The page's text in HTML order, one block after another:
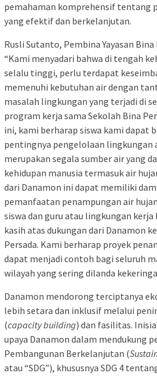
pemahaman komprehensif tentang
yang efektif dan berkelanjutan.
Rusli Sutanto, Pembina Yayasan
“Kami menyadari bahwa di tengah
selalu tinggi, perlu terdapat
memenuhi kebutuhan air dengan
masalah lingkungan yang terjadi di
program kerja sama Sekolah Bina
ini, kami berharap siswa kami dapat
pentingnya pengelolaan lingkungan
merupakan segala sumber air yang
kehidupan manusia termasuk air
dari Danamon ini dapat memiliki
pemanfaatan penampungan air
siswa dan guru atau lingkungan
kasih atas dukungan dari Danamon
Persada. Kami berharap proyek
dapat menjadi contoh bagi seluruh
wilayah yang sering dilanda
Danamon mendorong terciptanya
lebih setara dan inklusif melalui
(capacity building) dan fasilitas.
upaya Danamon dalam mendukung
Pembangunan Berkelanjutan (
atau “SDG”), khususnya SDG 4